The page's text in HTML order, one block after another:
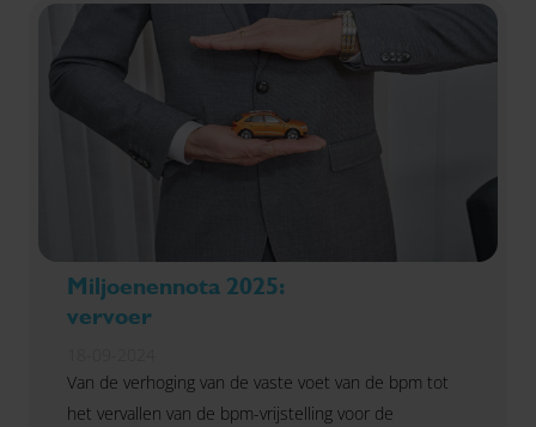
koopkracht. Ontdek hier wat het Belastingplan 2025
voor jou in petto heeft.
Miljoenennota 2025:
vervoer
Van de verhoging van de vaste voet van de bpm tot
het vervallen van de bpm-vrijstelling voor de